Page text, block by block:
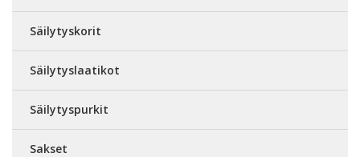
Säilytyskorit
Säilytyslaatikot
Säilytyspurkit
Sakset